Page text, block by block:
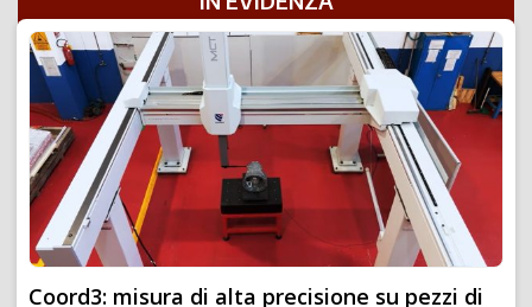
Coord3: misura di alta precisione su pezzi di